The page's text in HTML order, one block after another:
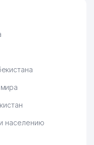
населению